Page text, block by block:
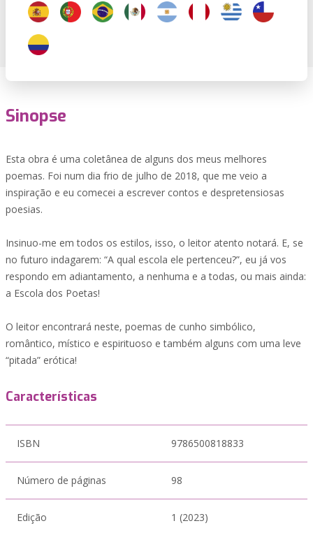
Sinopse
Esta obra é uma coletânea de alguns dos meus melhores
poemas. Foi num dia frio de julho de 2018, que me veio a
inspiração e eu comecei a escrever contos e despretensiosas
poesias.
Insinuo-me em todos os estilos, isso, o leitor atento notará. E, se
no futuro indagarem: “A qual escola ele pertenceu?”, eu já vos
respondo em adiantamento, a nenhuma e a todas, ou mais ainda:
a Escola dos Poetas!
O leitor encontrará neste, poemas de cunho simbólico,
romântico, místico e espirituoso e também alguns com uma leve
“pitada” erótica!
Características
ISBN 9786500818833
Número de páginas 98
Edição 1 (2023)